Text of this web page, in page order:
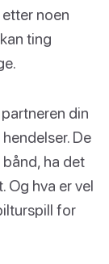
noen
ting
din
De
ha det
Og hva er vel
for